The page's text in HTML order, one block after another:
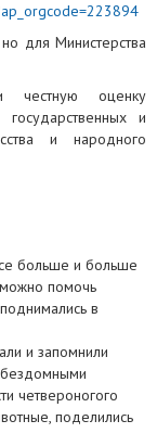
для Министерства
честную оценку
и
и народного
больше и больше
помочь
в
и запомнили
четвероногого
поделились